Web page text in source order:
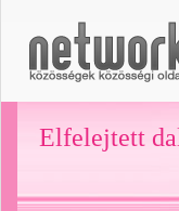
Elfelejtett